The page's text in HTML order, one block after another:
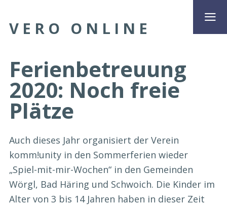
VERO ONLINE
Ferienbetreuung
2020: Noch freie
Plätze
Auch dieses Jahr organisiert der Verein
komm!unity in den Sommerferien wieder
„Spiel-mit-mir-Wochen“ in den Gemeinden
Wörgl, Bad Häring und Schwoich. Die Kinder im
Alter von 3 bis 14 Jahren haben in dieser Zeit